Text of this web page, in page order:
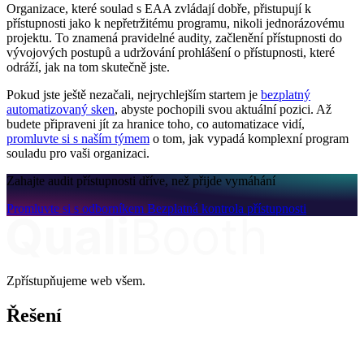
Organizace, které soulad s EAA zvládají dobře, přistupují k
přístupnosti jako k nepřetržitému programu, nikoli jednorázovému
projektu. To znamená pravidelné audity, začlenění přístupnosti do
vývojových postupů a udržování prohlášení o přístupnosti, které
odráží, jak na tom skutečně jste.
Pokud jste ještě nezačali, nejrychlejším startem je bezplatný
automatizovaný sken, abyste pochopili svou aktuální pozici. Až
budete připraveni jít za hranice toho, co automatizace vidí,
promluvte si s naším týmem o tom, jak vypadá komplexní program
souladu pro vaši organizaci.
Zahajte audit přístupnosti dříve, než přijde vymáhání
Promluvte si s odborníkem Bezplatná kontrola přístupnosti
Zpřístupňujeme web všem.
Řešení